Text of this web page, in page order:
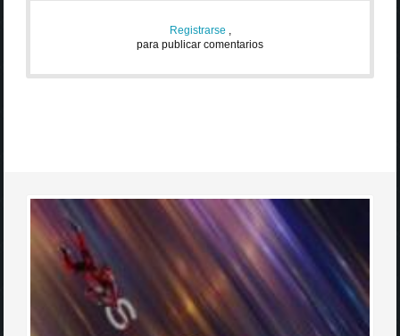
Registrarse ,
para publicar comentarios